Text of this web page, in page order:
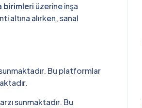
birimleri üzerine inşa
altına alırken, sanal
Bu platformlar
sunmaktadır. Bu